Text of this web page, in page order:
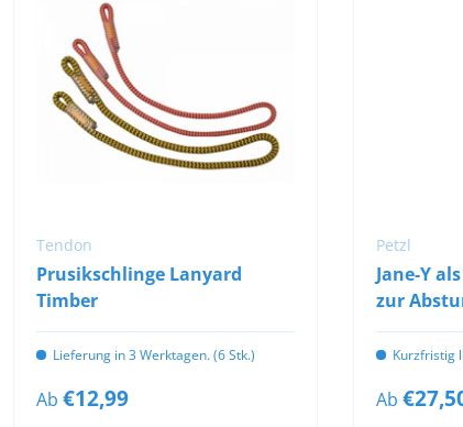
Tendon
Prusikschlinge Lanyard
Timber
Lieferung in 3 Werktagen. (6 Stk.)
Ab €12,99
OPTIONEN
Petzl
Jane-Y
zur
Kurzfristig
Ab